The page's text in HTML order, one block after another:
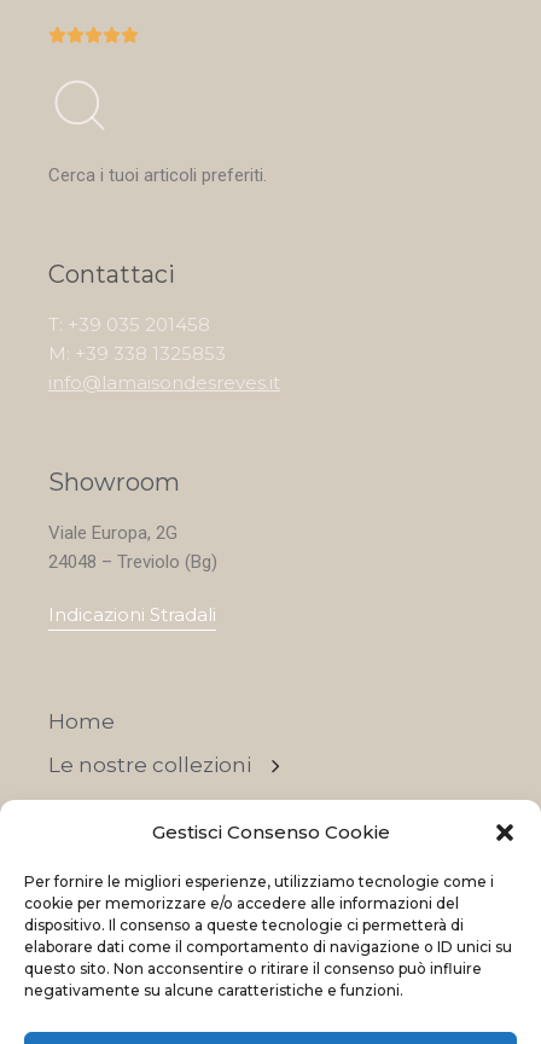
Gestisci Consenso Cookie
Per fornire le migliori esperienze, utilizziamo tecnologie come i
cookie per memorizzare e/o accedere alle informazioni del
dispositivo. Il consenso a queste tecnologie ci permetterà di
elaborare dati come il comportamento di navigazione o ID unici su
questo sito. Non acconsentire o ritirare il consenso può influire
negativamente su alcune caratteristiche e funzioni.

Cerca i tuoi articoli preferiti.
Contattaci
T: +39 035 201458
M: +39 338 1325853
info@lamaisondesreves.it
Showroom
Viale Europa, 2G
24048 – Treviolo (Bg)
Indicazioni Stradali
Home
Le nostre collezioni
OFFERTE
© 2023 La Maison Des Reves | All rights reserved